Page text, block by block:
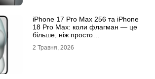
iРhone 17 Рro Мax 256 та iРhone
18 Рro Мax: коли флагман — це
більше, ніж просто
2 Травня, 2026